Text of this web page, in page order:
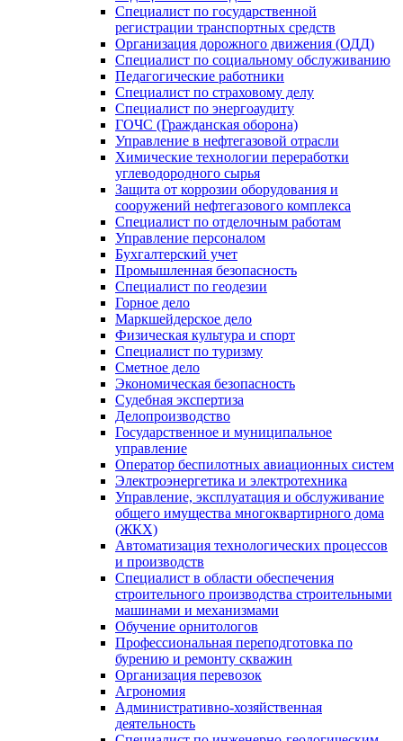
Специалист по государственной
регистрации транспортных средств
Организация дорожного движения (ОДД)
Специалист по социальному обслуживанию
Педагогические работники
Специалист по страховому делу
Специалист по энергоаудиту
ГОЧС (Гражданская оборона)
Управление в нефтегазовой отрасли
Химические технологии переработки
углеводородного сырья
Защита от коррозии оборудования и
сооружений нефтегазового комплекса
Специалист по отделочным работам
Управление персоналом
Бухгалтерский учет
Промышленная безопасность
Специалист по геодезии
Горное дело
Маркшейдерское дело
Физическая культура и спорт
Специалист по туризму
Сметное дело
Экономическая безопасность
Судебная экспертиза
Делопроизводство
Государственное и муниципальное
управление
Оператор беспилотных авиационных систем
Электроэнергетика и электротехника
Управление, эксплуатация и обслуживание
общего имущества многоквартирного дома
(ЖКХ)
Автоматизация технологических процессов
и производств
Специалист в области обеспечения
строительного производства строительными
машинами и механизмами
Обучение орнитологов
Профессиональная переподготовка по
бурению и ремонту скважин
Организация перевозок
Агрономия
Административно-хозяйственная
деятельность